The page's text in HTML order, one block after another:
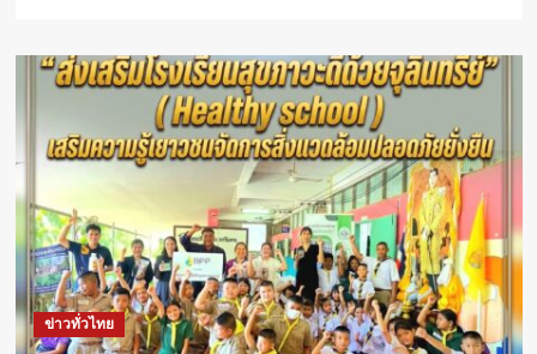
ข่าวทั่วไทย